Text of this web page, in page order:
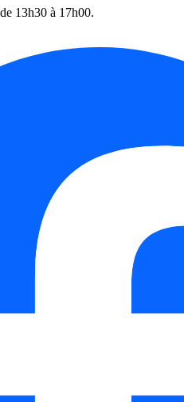
13h30 à 17h00.